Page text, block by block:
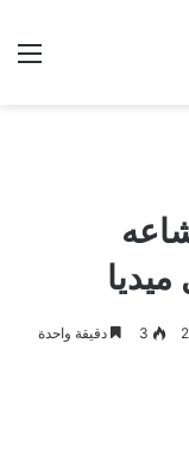
3 دقيقة واحدة